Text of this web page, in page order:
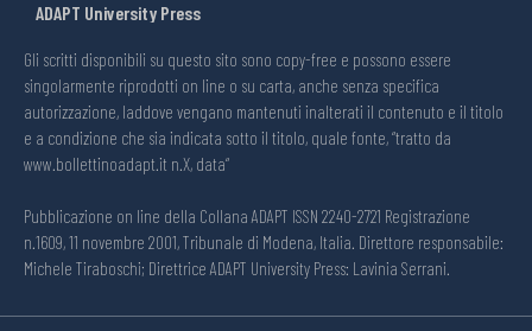
ADAPT University Press
Gli scritti disponibili su questo sito sono copy-free e possono essere
singolarmente riprodotti on line o su carta, anche senza specifica
autorizzazione, laddove vengano mantenuti inalterati il contenuto e il titolo
e a condizione che sia indicata sotto il titolo, quale fonte, “tratto da
www.bollettinoadapt.it n.X, data“
Pubblicazione on line della Collana ADAPT ISSN 2240-2721 Registrazione
n.1609, 11 novembre 2001, Tribunale di Modena, Italia. Direttore responsabile:
Michele Tiraboschi; Direttrice ADAPT University Press: Lavinia Serrani.